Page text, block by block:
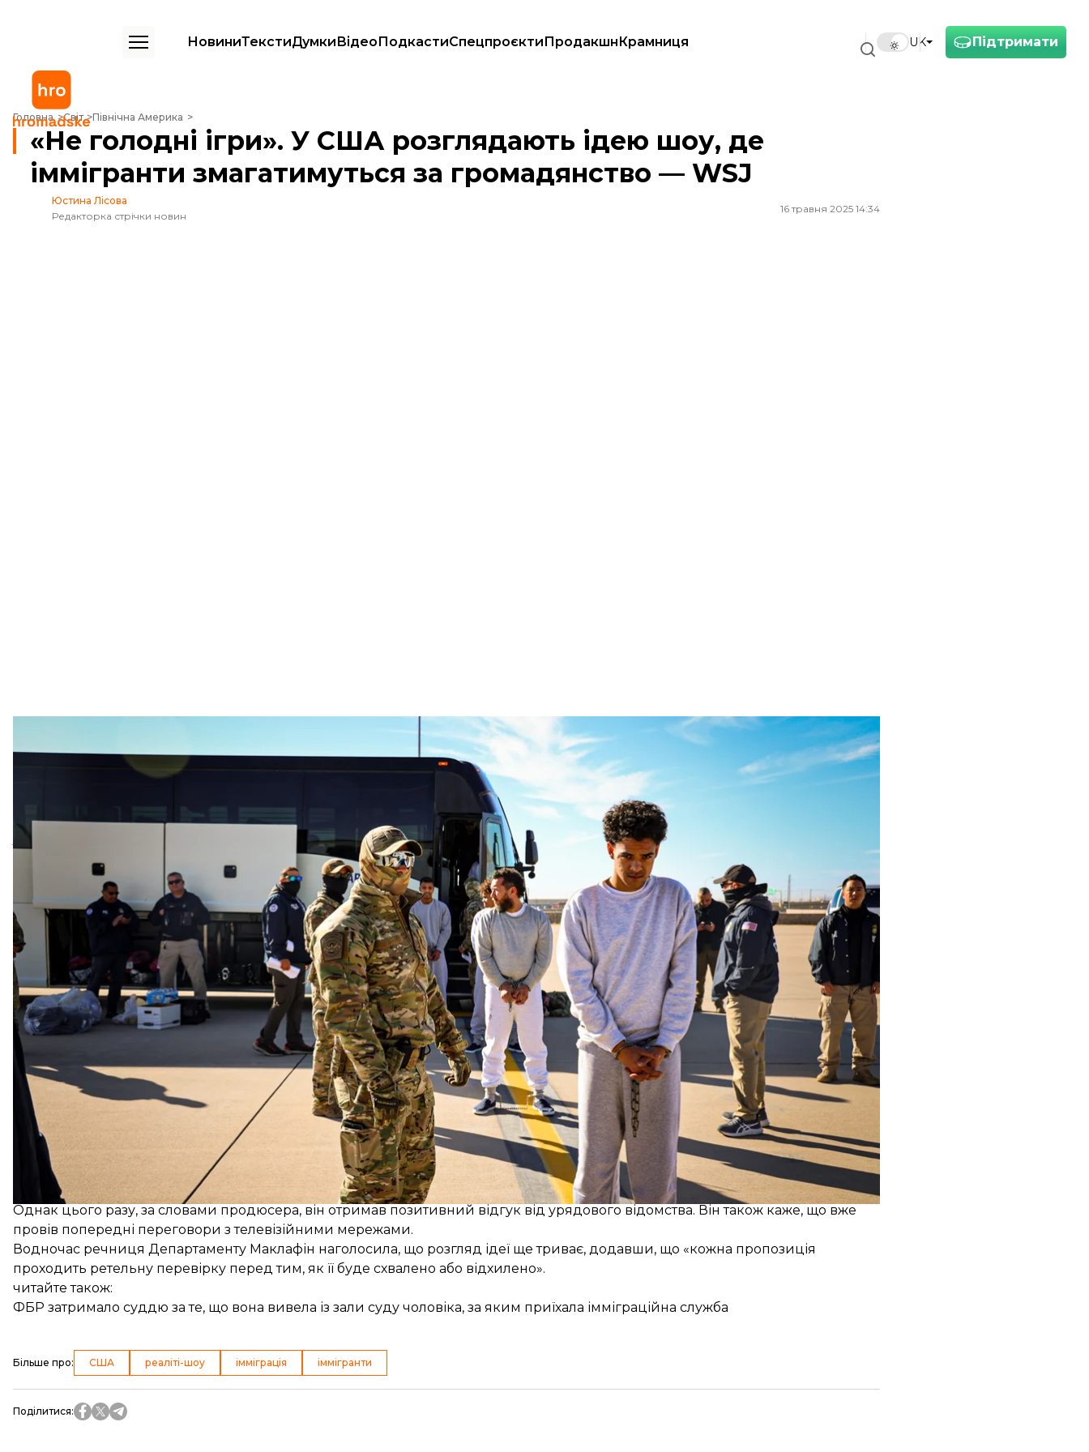
Підтримати
UK
НовиниТекстиДумкиВідеоПодкастиСпецпроєктиПродакшнКрамниця
Головна Світ Північна Америка
«Не голодні ігри». У США розглядають ідею шоу, де іммігранти змагатимуться за громадянство — WSJ
«Не голодні ігри». У США розглядають ідею шоу, де
іммігранти змагатимуться за громадянство — WSJ
Юстина Лісова
Редакторка стрічки новин
16 травня 2025 14:34
Ілюстративне фото. Департамент національної безпеки США депортує іммігрантів, яких звинуватили у скоєнні злочинів
Facebook / Department of Homeland Security
Департамент національної безпеки США може взяти участь у телевізійному шоу, сенс якого полягатиме у змаганні між
Wall Street Journal із посиланням на речницю департаменту Трішу Маклафлін.
Вона розповіла, що спілкувалася з продюсером такого реаліті-шоу Робом Ворсофом, який сам є іммігрантом із Канади. Раніше
той пояснював, що ця телепрограма має бути оптимістичною і «відзначати те, що означає бути американським
громадянином», пише WSJ.
За його словами, реаліті-шоу не буде «голодними іграми для іммігрантів». Натомість вони змагатимуться в різних конкурсах,
зокрема, можливо, з історії США та науки. Водночас учасниками не загрожуватиме депортація: «Це не так, що “програв — і
тебе відправляють на кораблі з країни”»
Створити таке шоу Ворсоф хотів ще за президентства Барака Обами та Джо Байдена, але, попри його звернення до
Департаменту національної безпеки, тоді проєкт не реалізували.
Однак цього разу, за словами продюсера, він отримав позитивний відгук від урядового відомства. Він також каже, що вже
провів попередні переговори з телевізійними мережами.
Водночас речниця Департаменту Маклафін наголосила, що розгляд ідеї ще триває, додавши, що «кожна пропозиція
проходить ретельну перевірку перед тим, як її буде схвалено або відхилено».
читайте також:
ФБР затримало суддю за те, що вона вивела із зали суду чоловіка, за яким приїхала імміграційна служба
Більше про: США реаліті-шоу імміграція іммігранти
Поділитися: